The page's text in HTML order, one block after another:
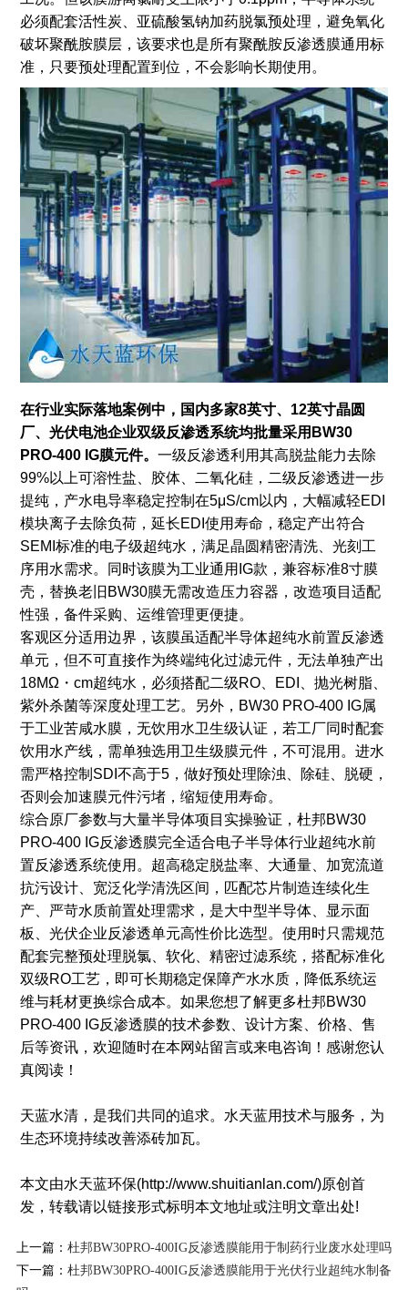
必须配套活性炭、亚硫酸氢钠加药脱氯预处理，避免氧化
破坏聚酰胺膜层，该要求也是所有聚酰胺反渗透膜通用标
准，只要预处理配置到位，不会影响长期使用。
在行业实际落地案例中，国内多家8英寸、12英寸晶圆
厂、光伏电池企业双级反渗透系统均批量采用BW30
PRO-400 IG膜元件。 一级反渗透利用其高脱盐能力去除
99%以上可溶性盐、胶体、二氧化硅，二级反渗透进一步
提纯，产水电导率稳定控制在5μS/cm以内，大幅减轻EDI
模块离子去除负荷，延长EDI使用寿命，稳定产出符合
SEMI标准的电子级超纯水，满足晶圆精密清洗、光刻工
序用水需求。同时该膜为工业通用IG款，兼容标准8寸膜
壳，替换老旧BW30膜无需改造压力容器，改造项目适配
性强，备件采购、运维管理更便捷。
客观区分适用边界，该膜虽适配半导体超纯水前置反渗透
单元，但不可直接作为终端纯化过滤元件，无法单独产出
18MΩ・cm超纯水，必须搭配二级RO、EDI、抛光树脂、
紫外杀菌等深度处理工艺。另外，BW30 PRO-400 IG属
于工业苦咸水膜，无饮用水卫生级认证，若工厂同时配套
饮用水产线，需单独选用卫生级膜元件，不可混用。进水
需严格控制SDI不高于5，做好预处理除浊、除硅、脱硬，
否则会加速膜元件污堵，缩短使用寿命。
综合原厂参数与大量半导体项目实操验证，杜邦BW30
PRO-400 IG反渗透膜完全适合电子半导体行业超纯水前
置反渗透系统使用。超高稳定脱盐率、大通量、加宽流道
抗污设计、宽泛化学清洗区间，匹配芯片制造连续化生
产、严苛水质前置处理需求，是大中型半导体、显示面
板、光伏企业反渗透单元高性价比选型。使用时只需规范
配套完整预处理脱氯、软化、精密过滤系统，搭配标准化
双级RO工艺，即可长期稳定保障产水水质，降低系统运
维与耗材更换综合成本。如果您想了解更多杜邦BW30
PRO-400 IG反渗透膜的技术参数、设计方案、价格、售
后等资讯，欢迎随时在本网站留言或来电咨询！感谢您认
真阅读！
天蓝水清，是我们共同的追求。水天蓝用技术与服务，为
生态环境持续改善添砖加瓦。
本文由水天蓝环保(http://www.shuitianlan.com/)原创首
发，转载请以链接形式标明本文地址或注明文章出处!
上一篇： 杜邦BW30PRO-400IG反渗透膜能用于制药行业废水处理吗
下一篇： 杜邦BW30PRO-400IG反渗透膜能用于光伏行业超纯水制备